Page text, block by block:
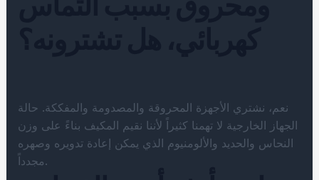
نعم، نشتري الأجهزة المحروقة والمصدومة والمفككة. حالة
الجهاز الخارجية لا تهمنا كثيراً لأننا نقيم المكيف بناءً على وزن
النحاس والحديد والألومنيوم الذي يمكن إعادة تدويره وصهره
مجدداً.